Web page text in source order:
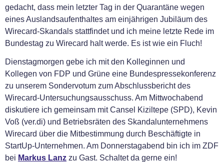
gedacht, dass mein letzter Tag in der Quarantäne wegen
eines Auslandsaufenthaltes am einjährigen Jubiläum des
Wirecard-Skandals stattfindet und ich meine letzte Rede im
Bundestag zu Wirecard halt werde. Es ist wie ein Fluch!
Dienstagmorgen gebe ich mit den Kolleginnen und
Kollegen von FDP und Grüne eine Bundespressekonferenz
zu unserem Sondervotum zum Abschlussbericht des
Wirecard-Untersuchungsausschuss. Am Mittwochabend
diskutiere ich gemeinsam mit Cansel Kiziltepe (SPD), Kevin
Voß (ver.di) und Betriebsräten des Skandalunternehmens
Wirecard über die Mitbestimmung durch Beschäftigte in
StartUp-Unternehmen. Am Donnerstagabend bin ich im ZDF
bei Markus Lanz zu Gast. Schaltet da gerne ein!